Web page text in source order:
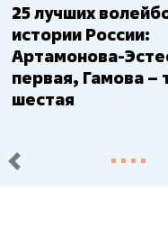
Бюджеты
– главный
Барс» –
Юлаев» –
пред.